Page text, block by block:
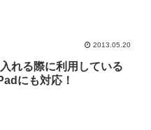
2013.05.20
れる際に利用している
にも対応！